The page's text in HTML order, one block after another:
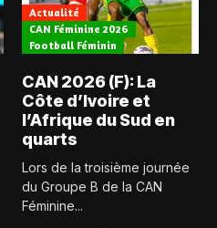
Actualité
CAN Féminine 2026
Football Féminin
CAN 2026 (F): La
Côte d’Ivoire et
l’Afrique du Sud en
quarts
Lors de la troisième journée
du Groupe B de la CAN
Féminine...